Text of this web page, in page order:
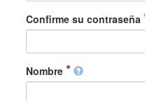
Confirme su contraseña
Nombre